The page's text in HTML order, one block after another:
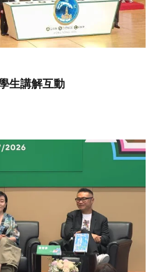
生講解互動